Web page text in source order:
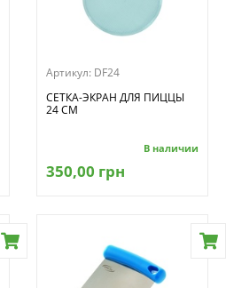
Артикул: DF24
СЕТКА-ЭКРАН ДЛЯ ПИЦЦЫ
24 СМ
В наличии
350,00 грн